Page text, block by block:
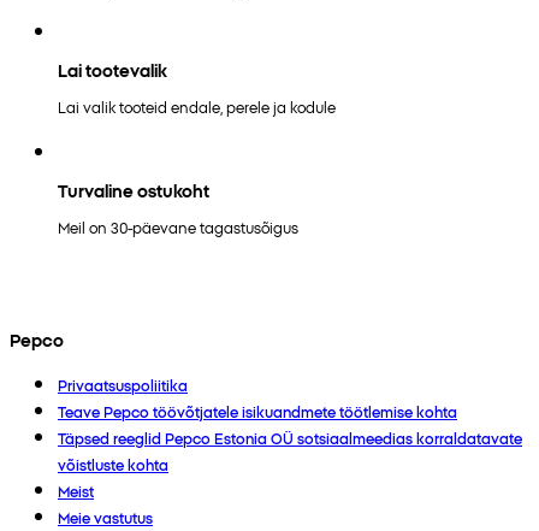
Lai tootevalik
Lai valik tooteid endale, perele ja kodule
Turvaline ostukoht
Meil on 30-päevane tagastusõigus
Pepco
Privaatsuspoliitika
Teave Pepco töövõtjatele isikuandmete töötlemise kohta
Täpsed reeglid Pepco Estonia OÜ sotsiaalmeedias korraldatavate
võistluste kohta
Meist
Meie vastutus